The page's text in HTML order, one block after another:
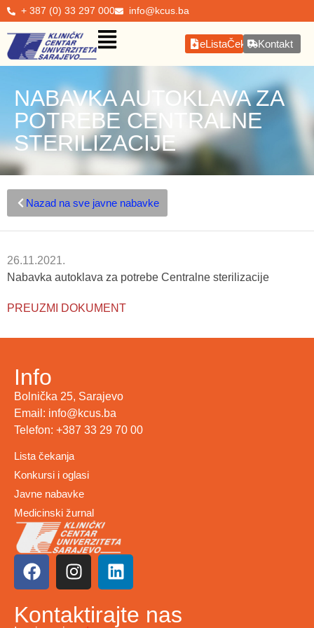
+ 387 (0) 33 297 000 info@kcus.ba
eListaČekanjaKontakt
NABAVKA AUTOKLAVA ZA
POTREBE CENTRALNE
STERILIZACIJE
Nazad na sve javne nabavke
26.11.2021.
Nabavka autoklava za potrebe Centralne sterilizacije
PREUZMI DOKUMENT
Info
Bolnička 25, Sarajevo
Email: info@kcus.ba
Telefon: +387 33 29 70 00
Lista čekanja
Konkursi i oglasi
Javne nabavke
Medicinski žurnal
Kontaktirajte nas